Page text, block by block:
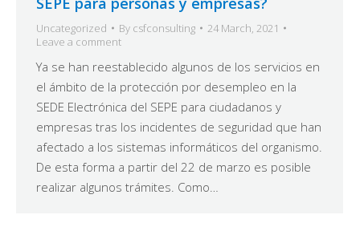
Uncategorized By csfconsulting
24 March, 2021
Leave a comment
Ya se han reestablecido algunos de los servicios en
el ámbito de la protección por desempleo en la
SEDE Electrónica del SEPE para ciudadanos y
empresas tras los incidentes de seguridad que han
afectado a los sistemas informáticos del organismo.
De esta forma a partir del 22 de marzo es posible
realizar algunos trámites. Como…